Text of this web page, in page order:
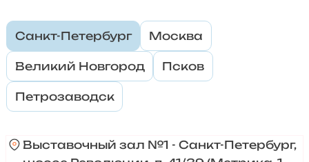
Санкт-Петербург Москва
Великий Новгород Псков
Петрозаводск
Выставочный зал №1 - Санкт-Петербург,